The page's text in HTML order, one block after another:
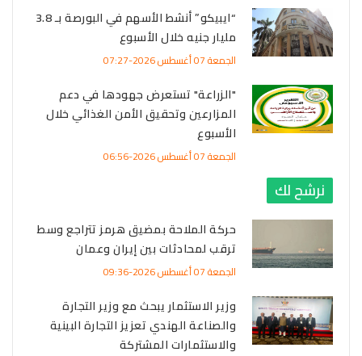
“ايبيكو” أنشط الأسهم في البورصة بـ 3.8
مليار جنيه خلال الأسبوع
الجمعة 07 أغسطس 2026-07:27
"الزراعة" تستعرض جهودها في دعم
المزارعين وتحقيق الأمن الغذائي خلال
الأسبوع
الجمعة 07 أغسطس 2026-06:56
نرشح لك
حركة الملاحة بمضيق هرمز تتراجع وسط
ترقب لمحادثات بين إيران وعمان
الجمعة 07 أغسطس 2026-09:36
وزير الاستثمار يبحث مع وزير التجارة
والصناعة الهندي تعزيز التجارة البينية
والاستثمارات المشتركة